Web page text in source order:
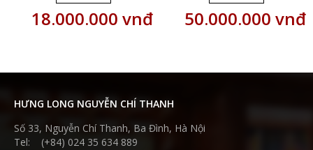
18.000.000 vnđ 50.000.000 vnđ
HƯNG LONG NGUYỄN CHÍ THANH
Số 33, Nguyễn Chí Thanh, Ba Đình, Hà Nội
Tel: (+84) 024 35 634 889